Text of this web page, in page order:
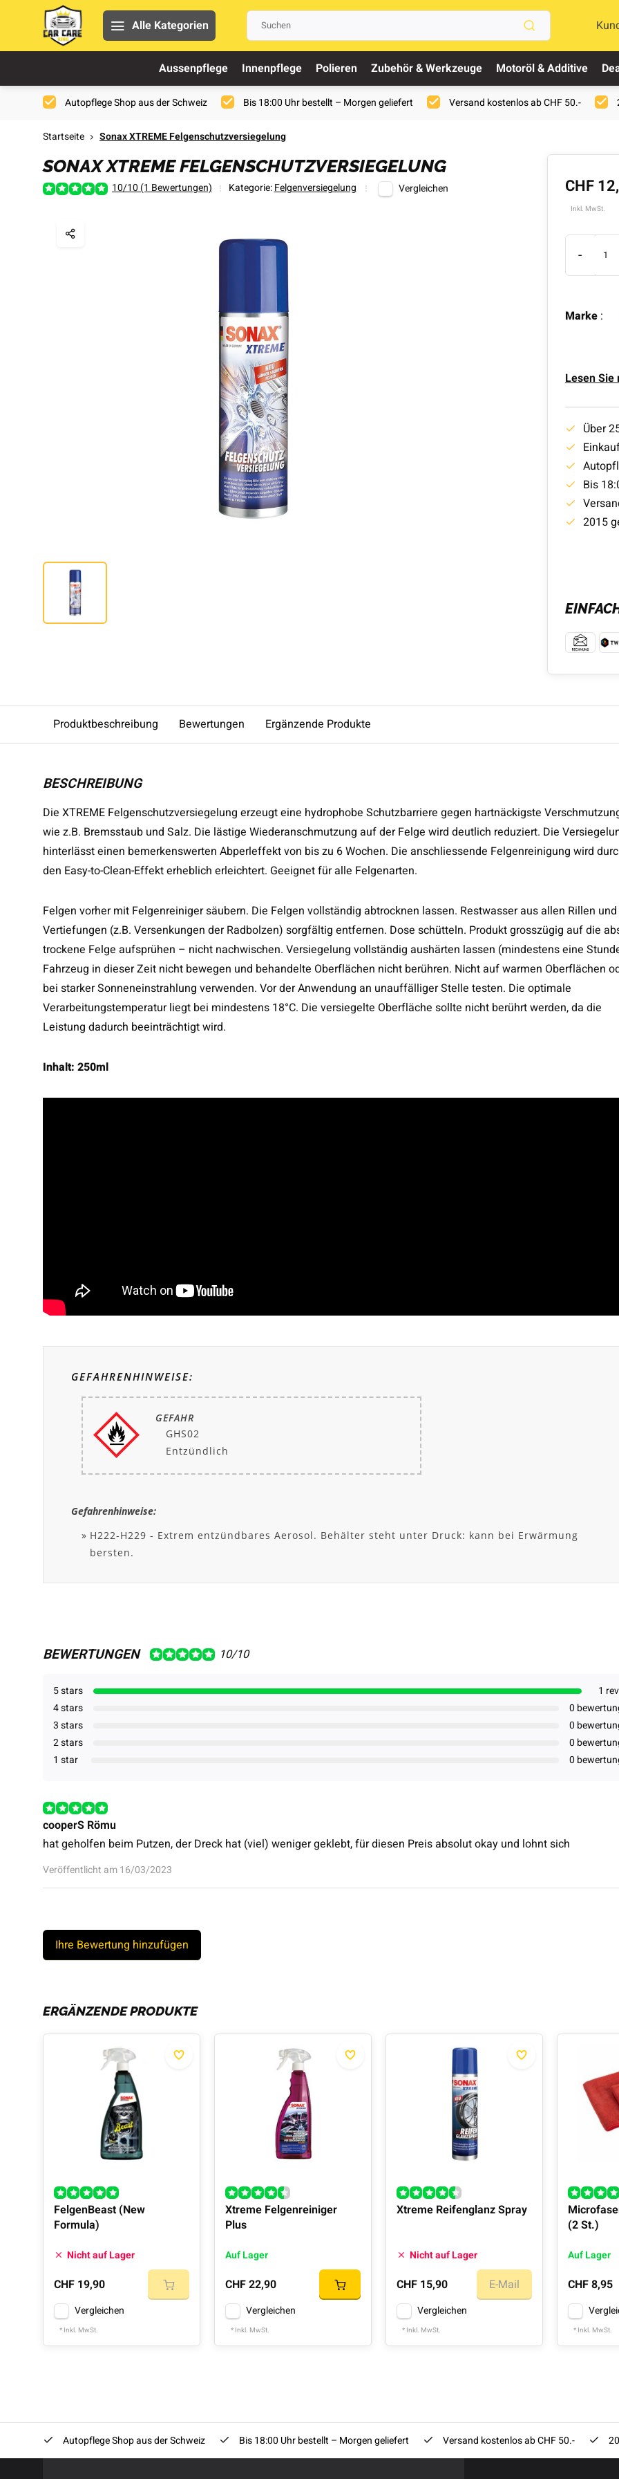
Alle Kategorien
Aussenpflege Innenpflege Polieren Zubehör & Werkzeuge Motoröl & Additive
Autopflege Shop aus der Schweiz Bis 18:00 Uhr bestellt – Morgen geliefert Versand kostenlos ab CHF 50.-
Startseite Sonax XTREME Felgenschutzversiegelung
SONAX XTREME FELGENSCHUTZVERSIEGELUNG
10/10 (1 Bewertungen) Kategorie:Felgenversiegelung Vergleichen CHF
Inkl. MwSt.
-
Marke :
Lesen Sie
Über
Bis
2015
Produktbeschreibung Bewertungen Ergänzende Produkte
BESCHREIBUNG
Die XTREME Felgenschutzversiegelung erzeugt eine hydrophobe Schutzbarriere gegen hartnäckigste
wie z.B. Bremsstaub und Salz. Die lästige Wiederanschmutzung auf der Felge wird deutlich reduziert. Die
hinterlässt einen bemerkenswerten Abperleffekt von bis zu 6 Wochen. Die anschliessende Felgenreinigung wird
den Easy-to-Clean-Effekt erheblich erleichtert. Geeignet für alle Felgenarten.
Felgen vorher mit Felgenreiniger säubern. Die Felgen vollständig abtrocknen lassen. Restwasser aus allen Rillen und
Vertiefungen (z.B. Versenkungen der Radbolzen) sorgfältig entfernen. Dose schütteln. Produkt grosszügig auf die
trockene Felge aufsprühen – nicht nachwischen. Versiegelung vollständig aushärten lassen (mindestens eine
Fahrzeug in dieser Zeit nicht bewegen und behandelte Oberflächen nicht berühren. Nicht auf warmen Oberflächen
bei starker Sonneneinstrahlung verwenden. Vor der Anwendung an unauffälliger Stelle testen. Die optimale
Verarbeitungstemperatur liegt bei mindestens 18°C. Die versiegelte Oberfläche sollte nicht berührt werden, da die
Leistung dadurch beeinträchtigt wird.
Inhalt: 250ml
GEFAHRENHINWEISE:
GEFAHR
GHS02
Entzündlich
Gefahrenhinweise:
H222-H229 - Extrem entzündbares Aerosol. Behälter steht unter Druck: kann bei Erwärmung
bersten.
BEWERTUNGEN 10/10
5 stars
1
4 stars
0
3 stars
0
2 stars
0
1 star
0
cooperS Römu
hat geholfen beim Putzen, der Dreck hat (viel) weniger geklebt, für diesen Preis absolut okay und lohnt sich
Veröffentlicht am 16/03/2023
Ihre Bewertung hinzufügen
ERGÄNZENDE PRODUKTE
FelgenBeast (New
Formula)
Nicht auf Lager
CHF 19,90
Vergleichen
* Inkl. MwSt.
Xtreme Felgenreiniger
Plus
Auf Lager
CHF 22,90
Vergleichen
* Inkl. MwSt.
Xtreme Reifenglanz Spray
Nicht auf Lager
CHF 15,90 E-Mail
Vergleichen
* Inkl. MwSt.
(2 St.)
Auf Lager
CHF 8,95
* Inkl. MwSt.
Autopflege Shop aus der Schweiz Bis 18:00 Uhr bestellt – Morgen geliefert Versand kostenlos ab CHF 50.-